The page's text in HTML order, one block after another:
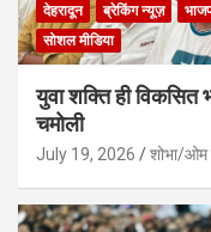
देहरादून ब्रेकिंग न्यूज़
सोशल मीडिया
युवा शक्ति ही विकसित
चमोली
July 19, 2026 शोभा/ओम